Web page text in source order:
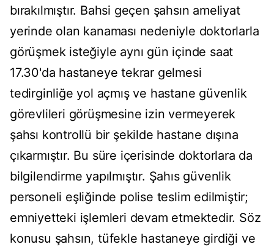
bırakılmıştır. Bahsi geçen şahsın ameliyat
yerinde olan kanaması nedeniyle doktorlarla
görüşmek isteğiyle aynı gün içinde saat
17.30'da hastaneye tekrar gelmesi
tedirginliğe yol açmış ve hastane güvenlik
görevlileri görüşmesine izin vermeyerek
şahsı kontrollü bir şekilde hastane dışına
çıkarmıştır. Bu süre içerisinde doktorlara da
bilgilendirme yapılmıştır. Şahıs güvenlik
personeli eşliğinde polise teslim edilmiştir;
emniyetteki işlemleri devam etmektedir. Söz
konusu şahsın, tüfekle hastaneye girdiği ve